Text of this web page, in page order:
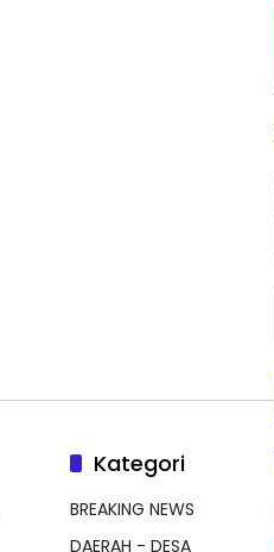
Kategori
BREAKING NEWS
DAERAH - DESA